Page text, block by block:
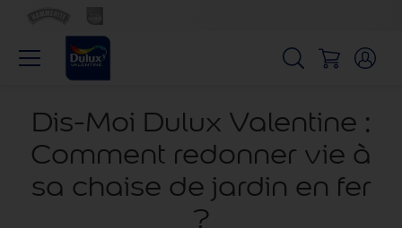
Dis-Moi Dulux Valentine :
Comment redonner vie à
sa chaise de jardin en fer
?